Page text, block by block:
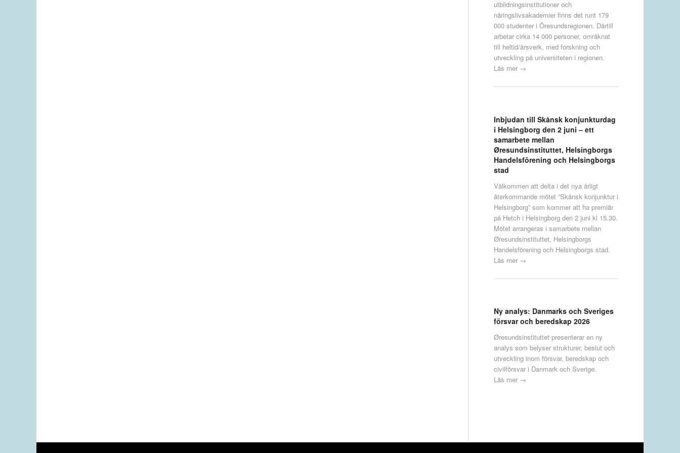
utbildningsinstitutioner och
näringslivsakademier finns det runt 179
000 studenter i Öresundsregionen. Därtill
arbetar cirka 14 000 personer, omräknat
till heltid/årsverk, med forskning och
utveckling på universiteten i regionen.
Läs mer →
Inbjudan till Skånsk konjunkturdag
i Helsingborg den 2 juni – ett
samarbete mellan
Øresundsinstituttet, Helsingborgs
Handelsförening och Helsingborgs
stad
Välkommen att delta i det nya årligt
återkommande mötet ”Skånsk konjunktur i
Helsingborg” som kommer att ha premiär
på Hetch i Helsingborg den 2 juni kl 15.30.
Mötet arrangeras i samarbete mellan
Øresundsinstituttet, Helsingborgs
Handelsförening och Helsingborgs stad.
Läs mer →
Ny analys: Danmarks och Sveriges
försvar och beredskap 2026
Øresundsinstituttet presenterar en ny
analys som belyser strukturer, beslut och
utveckling inom försvar, beredskap och
civilförsvar i Danmark och Sverige.
Läs mer →